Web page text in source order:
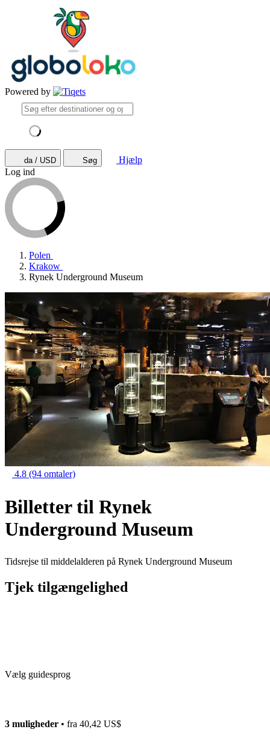
Powered by
da / USD Søg
Hjælp
Log ind
Polen
Krakow
Rynek Underground Museum
4.8 (94 omtaler)
Billetter til Rynek
Underground Museum
Tidsrejse til middelalderen på Rynek Underground Museum
Tjek tilgængelighed
Vælg guidesprog
3 muligheder • fra 40,42 US$